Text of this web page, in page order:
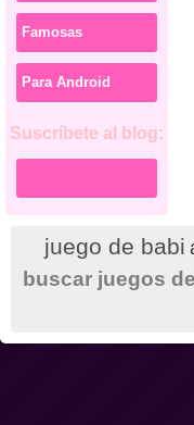
Famosas
Para Android
Suscríbete al blog:
juego de babi
buscar juegos